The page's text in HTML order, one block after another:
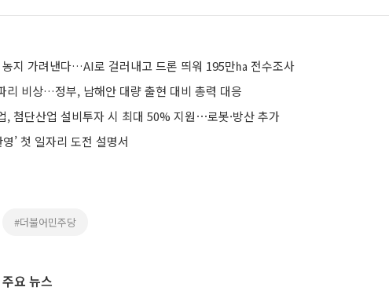
지 가려낸다…AI로 걸러내고 드론 띄워 195만㏊ 전수조사
리 비상…정부, 남해안 대량 출현 대비 총력 대응
, 첨단산업 설비투자 시 최대 50% 지원⋯로봇·방산 추가
’ 첫 일자리 도전 설명서
#더불어민주당
요 뉴스